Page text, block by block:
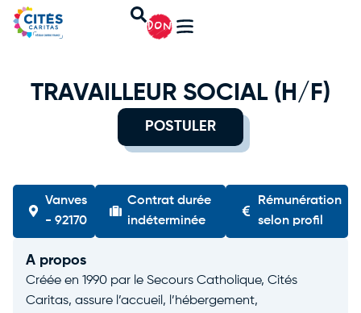
DON
TRAVAILLEUR SOCIAL (H/F)
POSTULER
Vanves
- 92170
Contrat durée
indéterminée
Rémunération
selon profil
A propos
Créée en 1990 par le Secours Catholique, Cités
Caritas, assure l’accueil, l’hébergement,